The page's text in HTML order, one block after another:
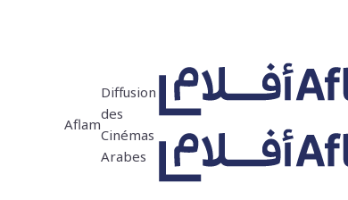
Aflam
Diffusion
des
Cinémas
Arabes